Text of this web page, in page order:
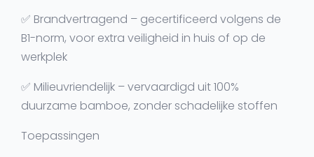
✅ Brandvertragend – gecertificeerd volgens de
B1-norm, voor extra veiligheid in huis of op de
werkplek
✅ Milieuvriendelijk – vervaardigd uit 100%
duurzame bamboe, zonder schadelijke stoffen
Toepassingen